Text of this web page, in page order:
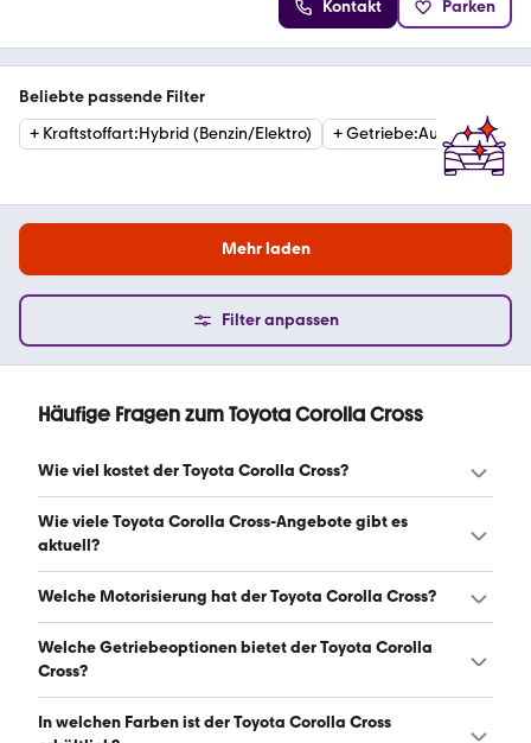
Kontakt Parken
Beliebte passende Filter
+ Kraftstoffart:Hybrid (Benzin/Elektro) +Getriebe:Automatik
Mehr laden
Filter anpassen
Häufige Fragen zum Toyota Corolla Cross
Wie viel kostet der Toyota Corolla Cross?
Ein guter Preis für einen Toyota Corolla Cross liegt
zwischen 31.990 € und 39.400 €. Leasingangebote
Wie viele Toyota Corolla Cross-Angebote gibt es
aktuell?
Es gibt insgesamt 225 Toyota Corolla Cross bei mobile.de,
6.8.2026)
Welche Motorisierung hat der Toyota Corolla Cross?
Der Toyota Corolla Cross hat Leistungen zwischen 140
und 197 PS. (Stand: 6.8.2026)
Welche Getriebeoptionen bietet der Toyota Corolla
Cross?
Der Toyota Corolla Cross ist mit automatischem und
In welchen Farben ist der Toyota Corolla Cross